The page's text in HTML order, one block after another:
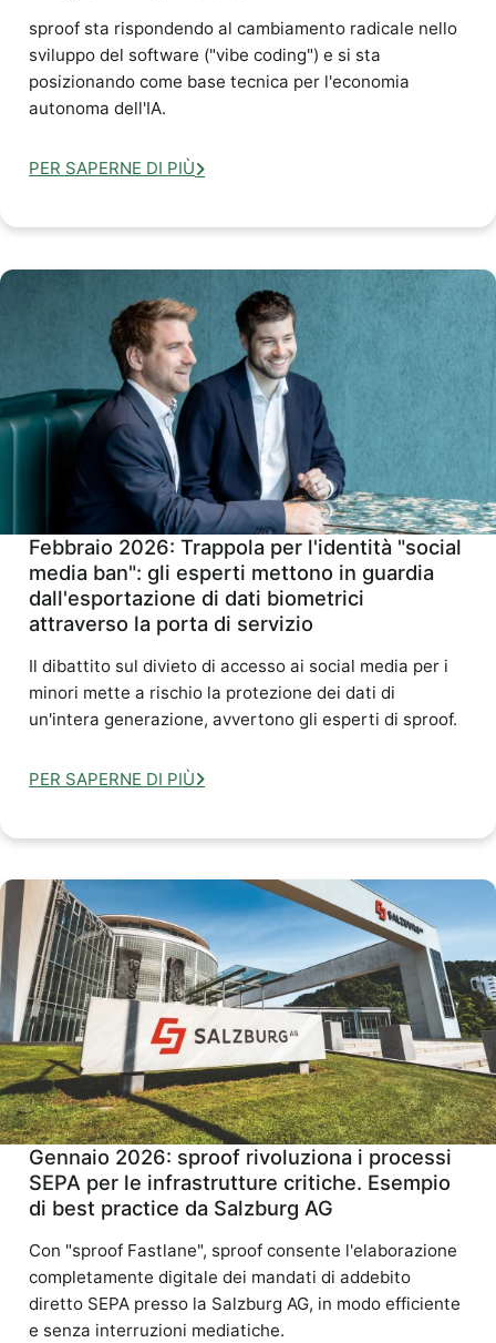
sproof sta rispondendo al cambiamento radicale nello
sviluppo del software ("vibe coding") e si sta
posizionando come base tecnica per l'economia
autonoma dell'IA.
PER SAPERNE DI PIÙ
Febbraio 2026: Trappola per l'identità "social
media ban": gli esperti mettono in guardia
dall'esportazione di dati biometrici
attraverso la porta di servizio
Il dibattito sul divieto di accesso ai social media per i
minori mette a rischio la protezione dei dati di
un'intera generazione, avvertono gli esperti di sproof.
PER SAPERNE DI PIÙ
Gennaio 2026: sproof rivoluziona i processi
SEPA per le infrastrutture critiche. Esempio
di best practice da Salzburg AG
Con "sproof Fastlane", sproof consente l'elaborazione
completamente digitale dei mandati di addebito
diretto SEPA presso la Salzburg AG, in modo efficiente
e senza interruzioni mediatiche.